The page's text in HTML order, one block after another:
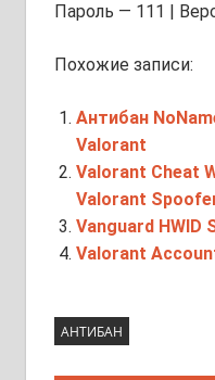
Пароль — 111 |
Похожие записи:
Антибан
Valorant
Valorant Cheat
Valorant
Vanguard HWID
Valorant
АНТИБАН